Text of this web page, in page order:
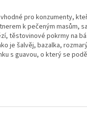
pro konzumenty,
k pečeným masům,
těstovinové pokrmy na
je šalvěj, bazalka,
s guavou, o který se